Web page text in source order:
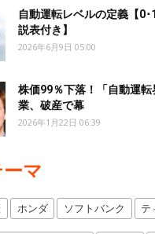
自動運転レベルの定義【0
説表付き】
2026年6月9日 05:00
株価99％下落！「自動運
業、破産で幕
2026年1月22日 06:39
マ
ホンダ ソフトバンク テ